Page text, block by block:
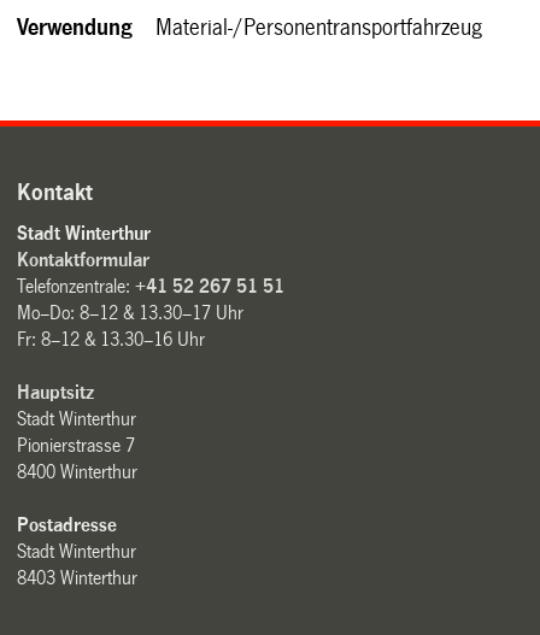
Verwendung
Material-/Personentransportfahrzeug
Kontakt
Stadt Winterthur
Kontaktformular
Telefonzentrale:+41 52 267 51 51
Mo–Do: 8–12 & 13.30–17 Uhr
Fr: 8–12 & 13.30–16 Uhr
Hauptsitz
Stadt Winterthur
Pionierstrasse 7
8400 Winterthur
Postadresse
Stadt Winterthur
8403 Winterthur